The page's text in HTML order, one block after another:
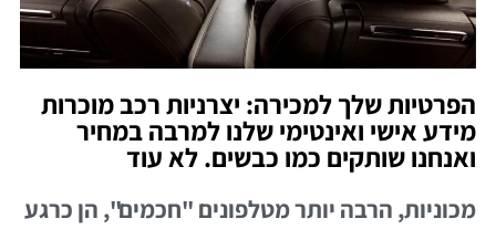
הפרטיות שלך למכירה: יצרניות רכב מוכרות
מידע אישי ואינטימי שלנו למרבה במחיר
ואנחנו שותקים כמו כבשים. לא עוד
מכוניות, הרבה יותר מטלפונים "חכמים", הן כרגע